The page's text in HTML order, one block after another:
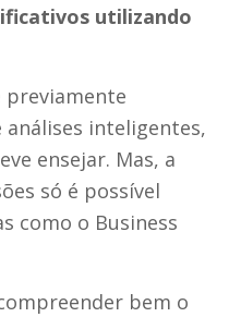
utilizando
previamente
análises inteligentes,
ensejar. Mas, a
só é possível
como o Business
bem o